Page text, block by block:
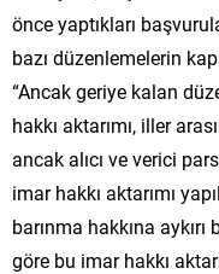
önce yaptıkları
bazı düzenlemelerin
“Ancak geriye kalan
hakkı aktarımı, iller
ancak alıcı ve verici
imar hakkı aktarımı
barınma hakkına
göre bu imar hakkı